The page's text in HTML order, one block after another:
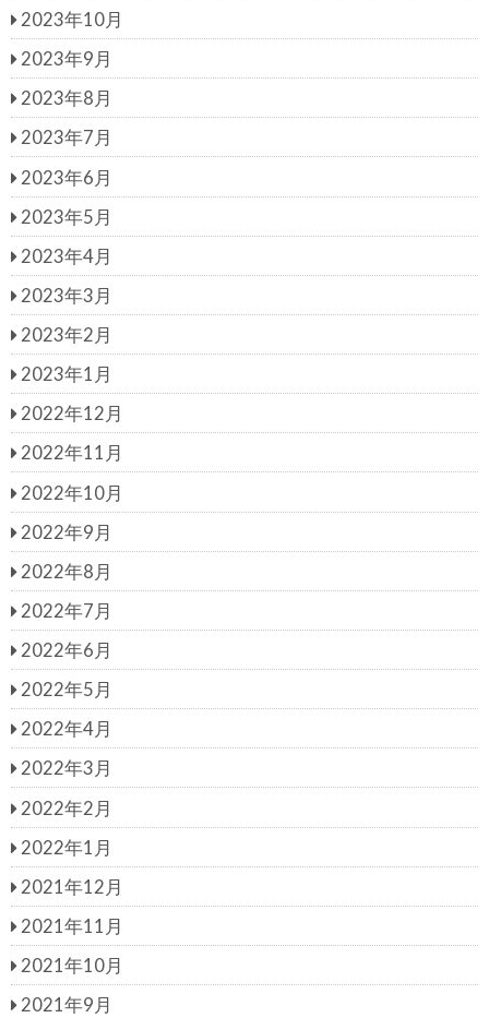
2023年10月
2023年9月
2023年8月
2023年7月
2023年6月
2023年5月
2023年4月
2023年3月
2023年2月
2023年1月
2022年12月
2022年11月
2022年10月
2022年9月
2022年8月
2022年7月
2022年6月
2022年5月
2022年4月
2022年3月
2022年2月
2022年1月
2021年12月
2021年11月
2021年10月
2021年9月